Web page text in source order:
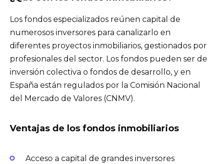
Los fondos especializados reúnen capital de
numerosos inversores para canalizarlo en
diferentes proyectos inmobiliarios, gestionados por
profesionales del sector. Los fondos pueden ser de
inversión colectiva o fondos de desarrollo, y en
España están regulados por la Comisión Nacional
del Mercado de Valores (CNMV).
Ventajas de los fondos inmobiliarios
Acceso a capital de grandes inversores